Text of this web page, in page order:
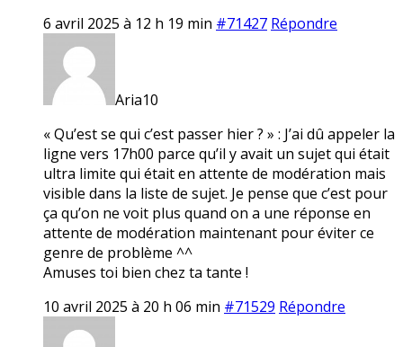
6 avril 2025 à 12 h 19 min #71427 Répondre
Aria10
« Qu’est se qui c’est passer hier ? » : J’ai dû appeler la
ligne vers 17h00 parce qu’il y avait un sujet qui était
ultra limite qui était en attente de modération mais
visible dans la liste de sujet. Je pense que c’est pour
ça qu’on ne voit plus quand on a une réponse en
attente de modération maintenant pour éviter ce
genre de problème ^^
Amuses toi bien chez ta tante !
10 avril 2025 à 20 h 06 min #71529 Répondre